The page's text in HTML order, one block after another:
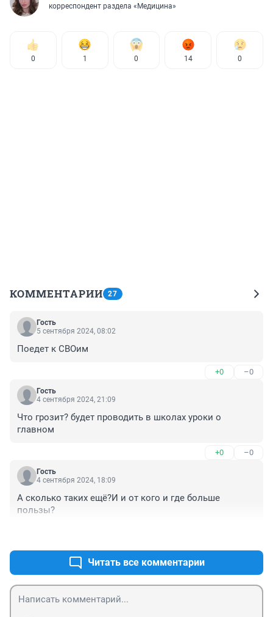
корреспондент раздела «Медицина»
0 1 0 14 0
КОММЕНТАРИИ 27
Гость
5 сентября 2024, 08:02
Поедет к СВОим
+0 –0
Гость
4 сентября 2024, 21:09
Что грозит? будет проводить в школах уроки о
главном
+0 –0
Гость
4 сентября 2024, 18:09
А сколько таких ещё?И и от кого и где больше
пользы?
Читать все комментарии